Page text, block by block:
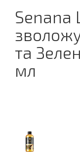
та
мл